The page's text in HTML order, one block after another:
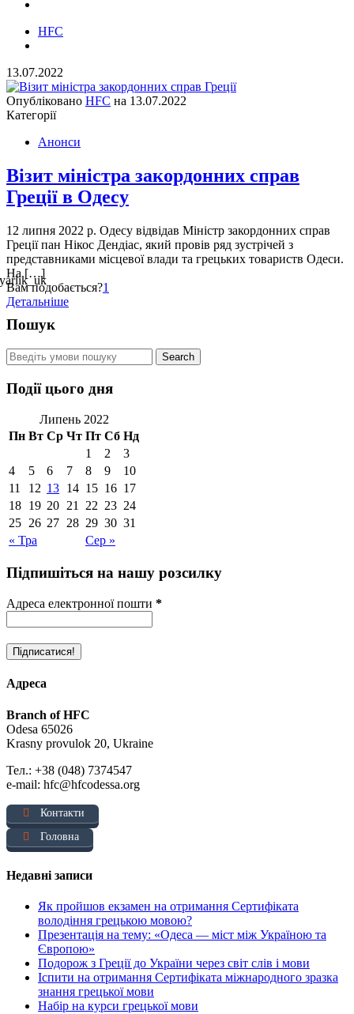
HFC
13.07.2022
Опубліковано HFC на 13.07.2022
Категорії
Анонси
Візит міністра закордонних справ
Греції в Одесу
12 липня 2022 р. Одесу відвідав Міністр закордонних справ
Греції пан Нікос Дендіас, який провів ряд зустрічей з
представниками місцевої влади та грецьких товариств Одеси.
На […]
Вам подобається?1
Детальніше
Пошук
Події цього дня
Липень 2022
Пн Вт Ср Чт Пт Сб Нд
« Тра Сер »
1 2
3
4
5 6 7 8 9
10
11
12 13 14 15 16 17
18 19 20 21 22 23 24
25 26 27 28 29 30 31
Підпишіться на нашу розсилку
Адреса електронної пошти *
Адреса
Branch of HFC
Odesa 65026
Krasny provulok 20, Ukraine
Тел.: +38 (048) 7374547
e-mail: hfc@hfcodessa.org
Контакти
Головна
Недавні записи
Як пройшов екзамен на отримання Сертифіката
володіння грецькою мовою?
Презентація на тему: «Одеса — міст між Україною та
Європою»
Подорож з Греції до України через світ слів і мови
Іспити на отримання Сертифіката міжнародного зразка
знання грецької мови
Набір на курси грецької мови